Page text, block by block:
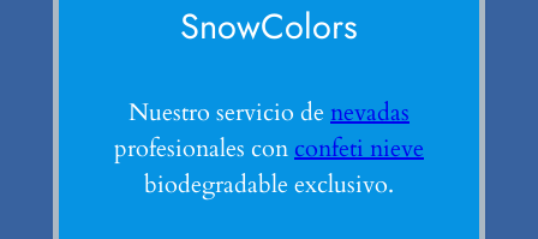
SnowColors
Nuestro servicio de nevadas
profesionales con confeti nieve
biodegradable exclusivo.